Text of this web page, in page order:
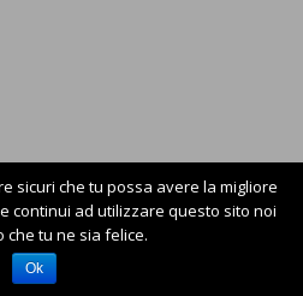
sicuri che tu possa avere la migliore
continui ad utilizzare questo sito noi
che tu ne sia felice.
Ok